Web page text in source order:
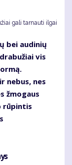
gali tarnauti ilgai
bei audinių
vis
nebus, nes
žmogaus
rūpintis